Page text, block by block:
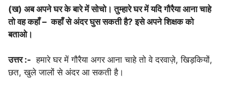
(ख) अब अपने घर के बारे में सोचो। तुम्हारे घर में यदि गौरैया आना चाहे
तो वह कहाँ – कहाँ से अंदर घुस सकती है? इसे अपने शिक्षक को
बताओ।
उत्तर :- हमारे घर में गौरैया अगर आना चाहे तो वे दरवाज़े, खिड़कियों,
छत, खुले जालों से अंदर आ सकती है।